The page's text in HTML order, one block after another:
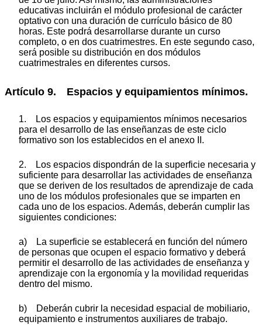
educativas incluirán el módulo profesional de carácter
optativo con una duración de currículo básico de 80
horas. Este podrá desarrollarse durante un curso
completo, o en dos cuatrimestres. En este segundo caso,
será posible su distribución en dos módulos
cuatrimestrales en diferentes cursos.
Artículo 9. Espacios y equipamientos mínimos.
1. Los espacios y equipamientos mínimos necesarios
para el desarrollo de las enseñanzas de este ciclo
formativo son los establecidos en el anexo II.
2. Los espacios dispondrán de la superficie necesaria y
suficiente para desarrollar las actividades de enseñanza
que se deriven de los resultados de aprendizaje de cada
uno de los módulos profesionales que se imparten en
cada uno de los espacios. Además, deberán cumplir las
siguientes condiciones:
a) La superficie se establecerá en función del número
de personas que ocupen el espacio formativo y deberá
permitir el desarrollo de las actividades de enseñanza y
aprendizaje con la ergonomía y la movilidad requeridas
dentro del mismo.
b) Deberán cubrir la necesidad espacial de mobiliario,
equipamiento e instrumentos auxiliares de trabajo.